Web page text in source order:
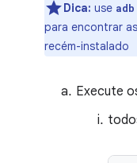
Dica: use
para encontrar
recém-instalado
Execute